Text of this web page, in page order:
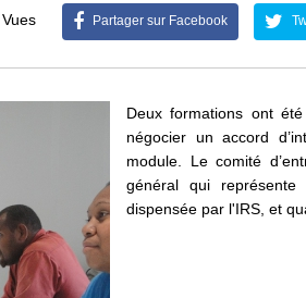
Vues Partager sur Facebook
Deux formations ont
négocier un accord
module. Le comité
général qui
dispensée par l'IRS, et